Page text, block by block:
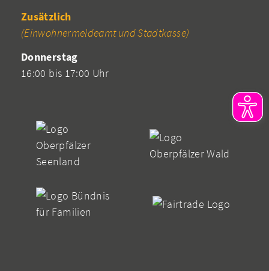
Zusätzlich
(Einwohnermeldeamt und Stadtkasse)
Donnerstag
16:00 bis 17:00 Uhr